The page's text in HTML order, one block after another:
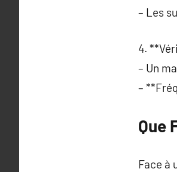
– Les
4.
– Un
–
Que
Face à